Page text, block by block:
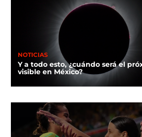
NOTICIAS
Y a todo esto, ¿cuándo será el
visible en México?